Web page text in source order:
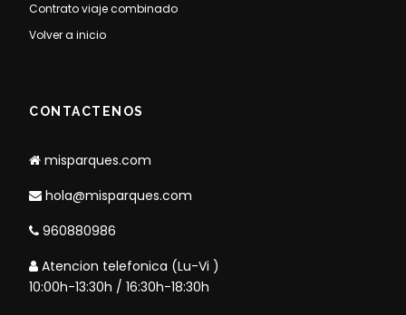
Contrato viaje combinado
Volver a inicio
CONTACTENOS
misparques.com
hola@misparques.com
960880986
Atencion telefonica (Lu-Vi )
10:00h-13:30h / 16:30h-18:30h